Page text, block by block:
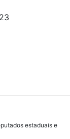
estaduais e